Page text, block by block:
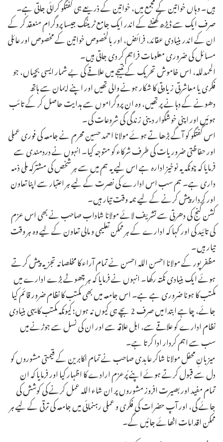
ہیں۔ وہاں خواتین کے مجمع میں، خواتین کے ذریعے ہی گفتگو کرائی جاتی ہے۔
صرف ایک سے ڈیڑھ گھنٹے کے اندر ایک جامع ٹریننگ جیسا پروگرام منعقد کر کے
ان کے اندر بنیادی عقائد، فرائض، اور بالخصوص خواتین کے مخصوص اور عائلی
مسائل کی ضروری معلومات فراہم کر دی جاتی ہیں۔
الحمدللہ، اس خاموش تحریک کے نتیجے میں علاقے کی بے شمار ایسی بچیاں، جو
فکری یا معاشرتی زیادتی کا شکار ہونے والی تھیں اور اپنے ایمان سے ہاتھ
دھونے کے دہانے پر تھیں، وہ ان پروگراموں سے ہدایت حاصل کر کے تائب
ہوئیں اور اپنی خوشگوار دینی زندگی کی شروعات کی۔
اس گفتگو کو آگے بڑھاتے ہوئے مولانا احمد حسین محرم نے جامعہ کی فوری عملی
اور حفاظتی ضروریات کی طرف شرکاء کو متوجہ کیا۔ انہوں نے دردمندی سے
فرمایا کہ چونکہ یہ نوخیز ادارہ ہے اس لیے یہ ہم میں سے ہر شخص کی مشترکہ ملی ذمہ
داری ہے۔ ہم سب اس ادارے کی نصرت کے لیے ہر اعتبار سے اپنا تعاون
اور کردار پیش کرنے کے لیے ہمہ وقت تیار ہیں۔
کشن گنج کی دھرتی سے تشریف لائے مولانا شاداب صاحب نے بھی اس عزم
کی تائید کی اور کہا کہ ادارے کے ہر ممکن تعلیمی و مالی تعاون کے لیے وہ ہر وقت
تیار ہیں۔
مظفرپور کے مولانا احسن اللہ احسن نے تمام آراء کا مخلصانہ تجزیہ پیش کرتے
ہوئے ایک بنیادی نکتہ رکھا۔ انہوں نے فرمایا کہ ہر چھوٹے بڑے ادارے میں
مکتب کا ہونا ضروری ہے ہے۔ اس جامعہ میں بھی مکتب کا نظام ضرور قائم کیا
جائے، چاہے ابتدا میں صرف 2 بچے ہی کیوں نہ ہوں؛ کیونکہ مکتب کا یہی بنیادی
نظام ادارے کو علاقے سے، اہل علاقہ سے اور ان کی نسل سے جوڑنے میں
سب سے اہم کردار ادا کرتا ہے۔
میزبانِ محفل مولانا شاکر عابدی صاحب نے تمام اکابرین کے قیمتی مشوروں کو
دل سے قبول کرتے ہوئے اپنے پُرعزم ارادے کا اظہار کیا اور فرمایا کہ ان
تمام مفید اور بصیرت افروز مشوروں پر ان شاء اللہ عمل کرنے کی کوشش کی
جائے گی، اور آپ حضرات کی فکری و عملی رہنمائی میں جامعہ کی ترقی کے لیے ہر
ممکن اقدامات اٹھائے جائیں گے۔